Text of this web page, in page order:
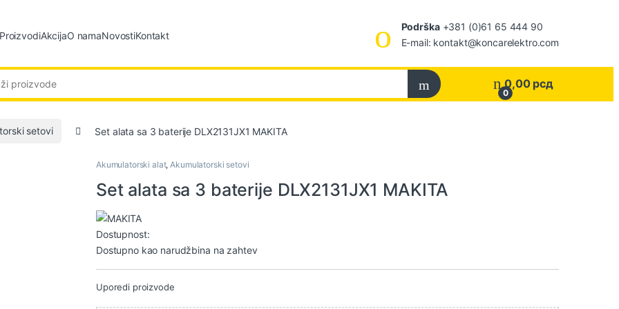
ProizvodiAkcijaO namaNovostiKontakt
Podrška+381 (0)61 65 444 90
E-mail: kontakt@koncarelektro.com
0
0,00 рсд
setovi Set alata sa 3 baterije DLX2131JX1 MAKITA
Akumulatorski alat, Akumulatorski setovi
Set alata sa 3 baterije DLX2131JX1 MAKITA
Dostupnost:
Dostupno kao narudžbina na zahtev
Uporedi proizvode